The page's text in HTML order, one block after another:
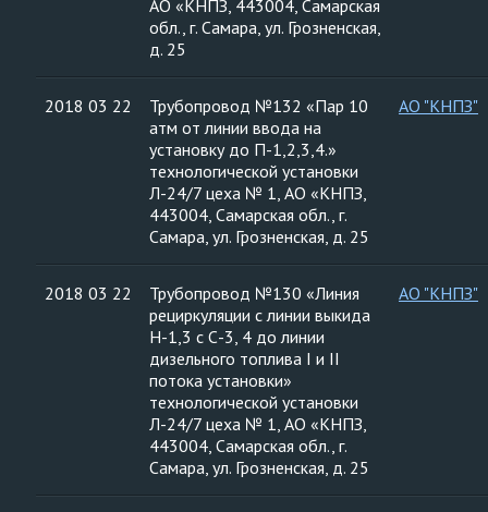
АО «КНПЗ, 443004, Самарская
обл., г. Самара, ул. Грозненская,
д. 25
2018 03 22
Трубопровод №132 «Пар 10
атм от линии ввода на
установку до П-1,2,3,4.»
технологической установки
Л-24/7 цеха № 1, АО «КНПЗ,
443004, Самарская обл., г.
Самара, ул. Грозненская, д. 25
АО "КНПЗ"
2018 03 22
Трубопровод №130 «Линия
рециркуляции с линии выкида
Н-1,3 с С-3, 4 до линии
дизельного топлива I и II
потока установки»
технологической установки
Л-24/7 цеха № 1, АО «КНПЗ,
443004, Самарская обл., г.
Самара, ул. Грозненская, д. 25
АО "КНПЗ"